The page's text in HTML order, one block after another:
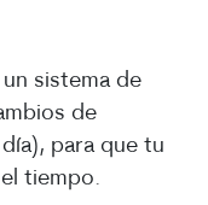
sistema de
de
para que tu
tiempo.